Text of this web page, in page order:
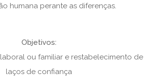
humana perante as diferenças.
Objetivos:
ou familiar e restabelecimento de
laços de confiança